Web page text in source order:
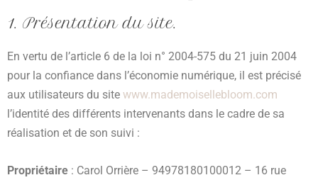
1. Présentation du site.
En vertu de l’article 6 de la loi n° 2004-575 du 21 juin 2004
pour la confiance dans l’économie numérique, il est précisé
aux utilisateurs du site www.mademoisellebloom.com
l’identité des différents intervenants dans le cadre de sa
réalisation et de son suivi :
Propriétaire : Carol Orrière – 94978180100012 – 16 rue